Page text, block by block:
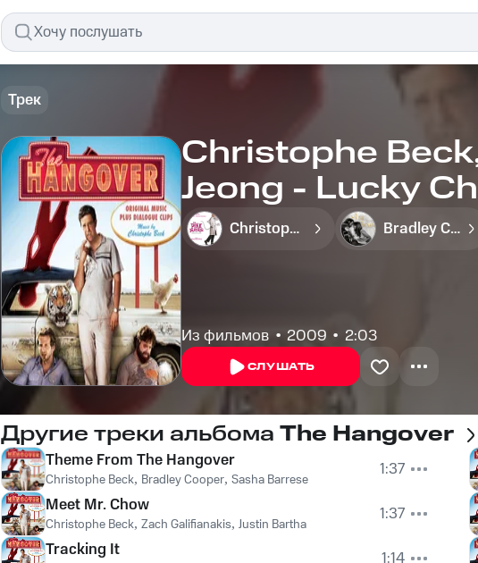
Трек
Christophe
Jeong - Lucky
Christophe Beck Bradley Cooper
Из фильмов 2009 2:03
СЛУШАТЬ
Другие треки альбома The Hangover
Theme From The Hangover
Christophe Beck, Bradley Cooper, Sasha Barrese
1:37
Meet Mr. Chow
Christophe Beck, Zach Galifianakis, Justin Bartha
1:37
Tracking It
1:14